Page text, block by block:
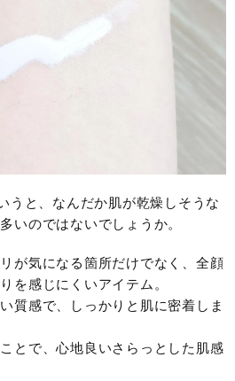
うと、なんだか肌が乾燥しそうな
いのではないでしょうか。
が気になる箇所だけでなく、全顔
を感じにくいアイテム。
質感で、しっかりと肌に密着しま
とで、心地良いさらっとした肌感